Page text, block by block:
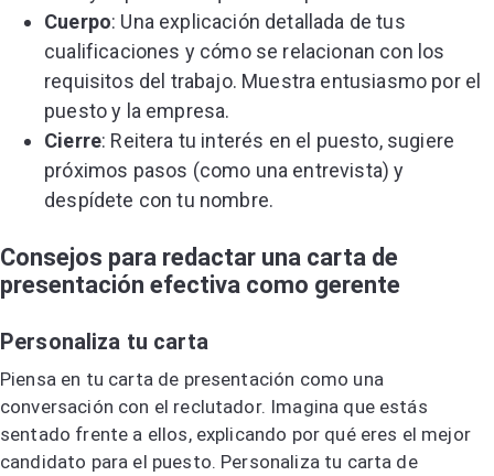
Cuerpo: Una explicación detallada de tus
cualificaciones y cómo se relacionan con los
requisitos del trabajo. Muestra entusiasmo por el
puesto y la empresa.
Cierre: Reitera tu interés en el puesto, sugiere
próximos pasos (como una entrevista) y
despídete con tu nombre.
Consejos para redactar una carta de
presentación efectiva como gerente
Personaliza tu carta
Piensa en tu carta de presentación como una
conversación con el reclutador. Imagina que estás
sentado frente a ellos, explicando por qué eres el mejor
candidato para el puesto. Personaliza tu carta de